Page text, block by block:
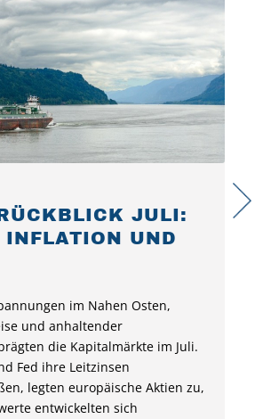
JULI:
INFLATION UND
im Nahen Osten,
und anhaltender
die Kapitalmärkte im Juli.
Fed ihre Leitzinsen
legten europäische Aktien zu,
entwickelten sich